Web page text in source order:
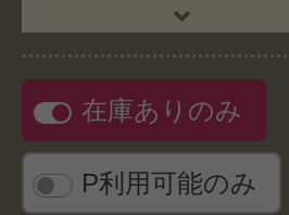
在庫ありのみ
P利用可能のみ